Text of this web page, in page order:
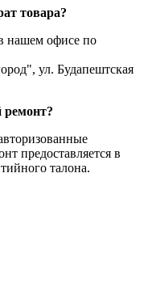
товара?
нашем офисе по
ул. Будапештская
ремонт?
предоставляется в
талона.